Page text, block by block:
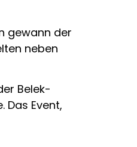
gewann der
neben
Belek-
Event,